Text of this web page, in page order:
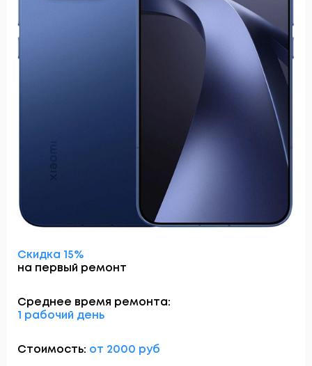
Скидка 15%
на первый ремонт
Среднее время ремонта:
1 рабочий день
Стоимость: от 2000 руб